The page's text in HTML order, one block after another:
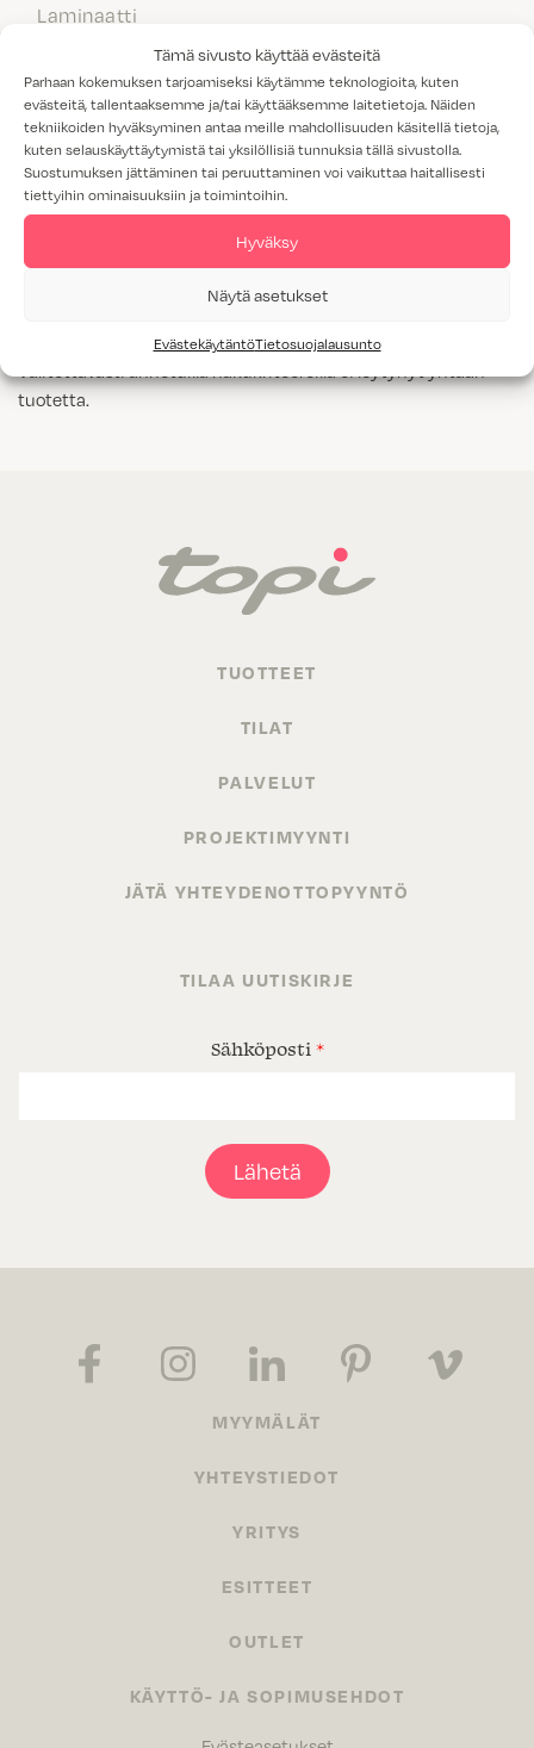
Tämä sivusto käyttää evästeitä
Parhaan kokemuksen tarjoamiseksi käytämme teknologioita, kuten
evästeitä, tallentaaksemme ja/tai käyttääksemme laitetietoja. Näiden
tekniikoiden hyväksyminen antaa meille mahdollisuuden käsitellä tietoja,
kuten selauskäyttäytymistä tai yksilöllisiä tunnuksia tällä sivustolla.
Suostumuksen jättäminen tai peruuttaminen voi vaikuttaa haitallisesti
tiettyihin ominaisuuksiin ja toimintoihin.
Hyväksy
Näytä asetukset
EvästekäytäntöTietosuojalausunto
Laminaatti
Maalattu MDF
Massiivipuu
Melamiini
Tammiviilu
M1-luokitus
Valitettavasti annetuilla hakukriteereillä ei löytynyt yhtään
tuotetta.
TUOTTEET
TILAT
PALVELUT
PROJEKTIMYYNTI
JÄTÄ YHTEYDENOTTOPYYNTÖ
TILAA UUTISKIRJE
Sähköposti *
Lähetä
MYYMÄLÄT
YHTEYSTIEDOT
YRITYS
ESITTEET
OUTLET
KÄYTTÖ- JA SOPIMUSEHDOT